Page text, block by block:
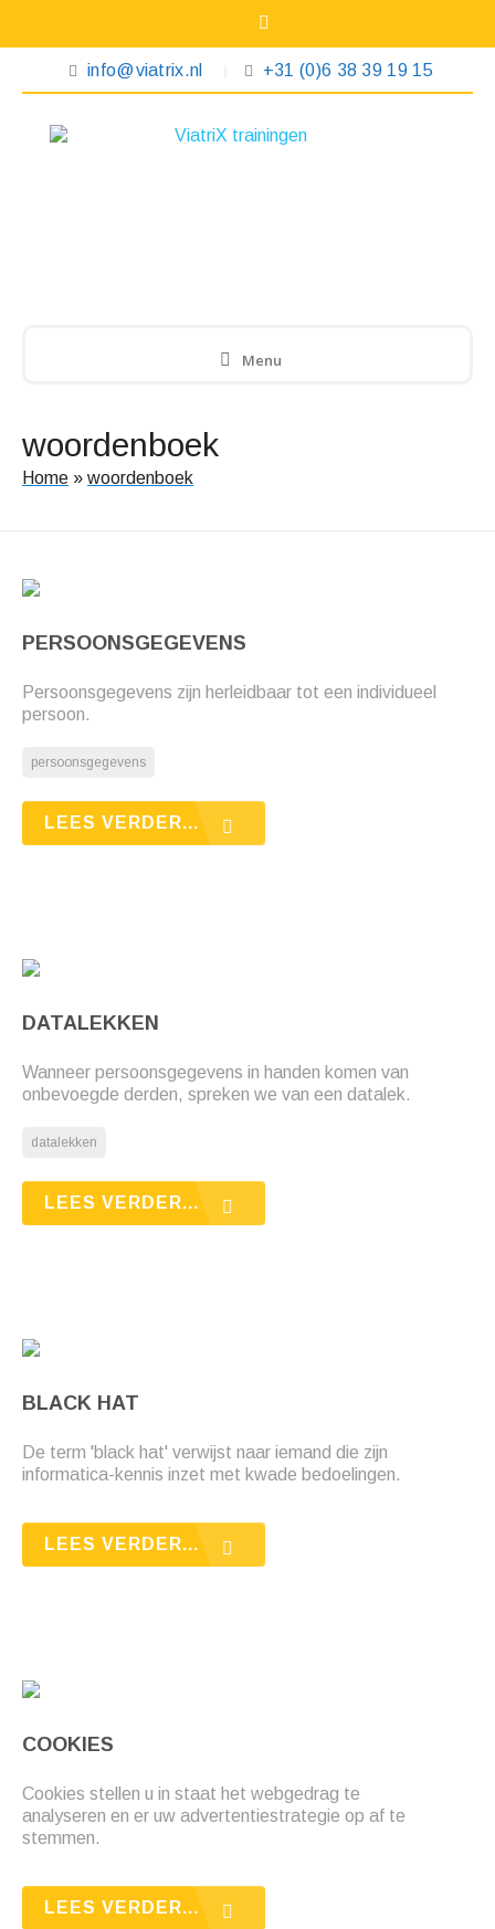
info@viatrix.nl +31 (0)6 38 39 19 15
Menu
woordenboek
Home » woordenboek
PERSOONSGEGEVENS
Persoonsgegevens zijn herleidbaar tot een individueel
persoon.
persoonsgegevens
LEES VERDER...
DATALEKKEN
Wanneer persoonsgegevens in handen komen van
onbevoegde derden, spreken we van een datalek.
datalekken
LEES VERDER...
BLACK HAT
De term 'black hat' verwijst naar iemand die zijn
informatica-kennis inzet met kwade bedoelingen.
LEES VERDER...
COOKIES
Cookies stellen u in staat het webgedrag te
analyseren en er uw advertentiestrategie op af te
stemmen.
LEES VERDER...